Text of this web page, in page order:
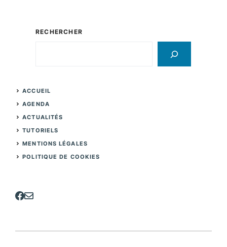
RECHERCHER
ACCUEIL
AGENDA
ACTUALITÉS
TUTORIELS
MENTIONS LÉGALES
POLITIQUE DE COOKIES